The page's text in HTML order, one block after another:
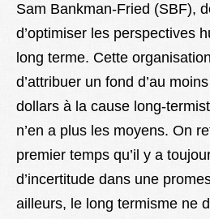
Sam Bankman-Fried (SBF),
d’optimiser les perspectives
long terme. Cette
d’attribuer un fond d’au
dollars à la cause long-
n’en a plus les moyens. On
premier temps qu’il y a
d’incertitude dans une
ailleurs, le long termisme ne